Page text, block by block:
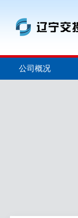
公司概况